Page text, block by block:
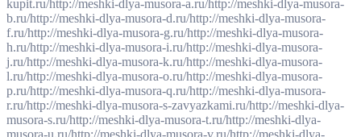
kupit.ru/http://meshki-dlya-musora-a.ru/http://meshki-dlya-musora-
b.ru/http://meshki-dlya-musora-d.ru/http://meshki-dlya-musora-
f.ru/http://meshki-dlya-musora-g.ru/http://meshki-dlya-musora-
h.ru/http://meshki-dlya-musora-i.ru/http://meshki-dlya-musora-
j.ru/http://meshki-dlya-musora-k.ru/http://meshki-dlya-musora-
l.ru/http://meshki-dlya-musora-o.ru/http://meshki-dlya-musora-
p.ru/http://meshki-dlya-musora-q.ru/http://meshki-dlya-musora-
r.ru/http://meshki-dlya-musora-s-zavyazkami.ru/http://meshki-dlya-
musora-s.ru/http://meshki-dlya-musora-t.ru/http://meshki-dlya-